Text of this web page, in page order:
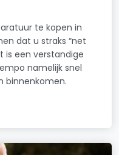
te kopen in
dat u straks “net
is een verstandige
namelijk snel
binnenkomen.